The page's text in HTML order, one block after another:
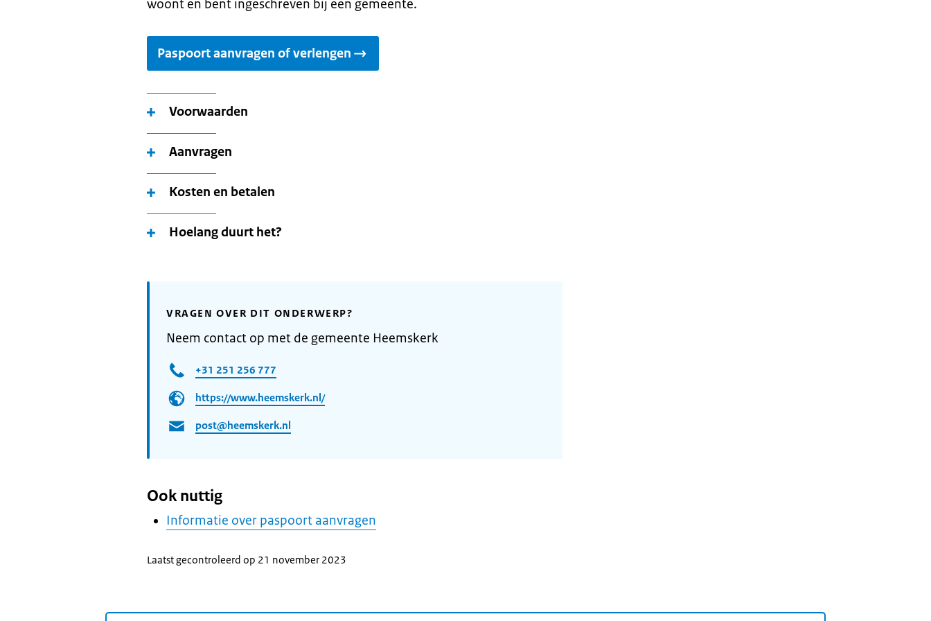
woont en bent ingeschreven bij een gemeente.
Paspoort aanvragen of verlengen
Voorwaarden
Aanvragen
Kosten en betalen
Hoelang duurt het?
VRAGEN OVER DIT ONDERWERP?
Neem contact op met de gemeente Heemskerk
+31 251 256 777
https://www.heemskerk.nl/
post@heemskerk.nl
Ook nuttig
Informatie over paspoort aanvragen
Laatst gecontroleerd op 21 november 2023